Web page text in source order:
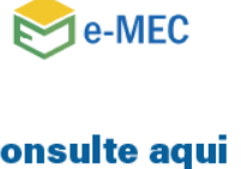
Mackenzie recepciona os
calouros do segundo